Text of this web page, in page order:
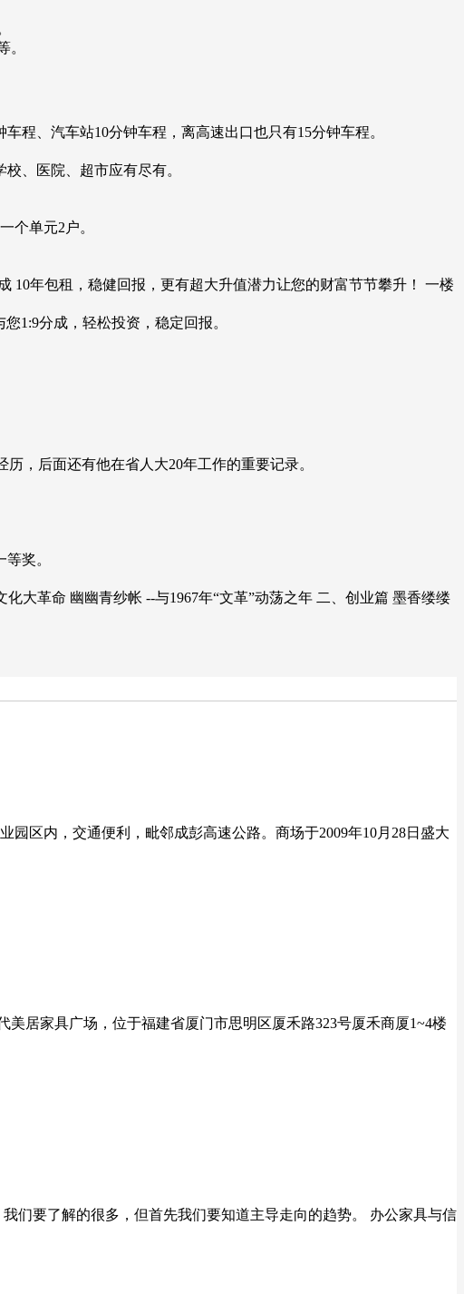
。
程、汽车站10分钟车程，离高速出口也只有15分钟车程。
、医院、超市应有尽有。
个单元2户。
10年包租，稳健回报，更有超大升值潜力让您的财富节节攀升！ 一楼
1:9分成，轻松投资，稳定回报。
，后面还有他在省人大20年工作的重要记录。
奖。
大革命 幽幽青纱帐 --与1967年“文革”动荡之年 二、创业篇 墨香缕缕
区内，交通便利，毗邻成彭高速公路。商场于2009年10月28日盛大
居家具广场，位于福建省厦门市思明区厦禾路323号厦禾商厦1~4楼
们要了解的很多，但首先我们要知道主导走向的趋势。 办公家具与信